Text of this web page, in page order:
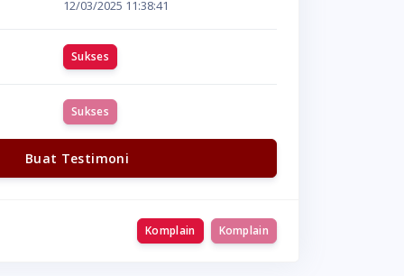
12/03/2025 11:38:41
Sukses
Sukses
Buat Testimoni
Komplain Komplain